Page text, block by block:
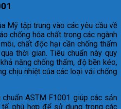
Mỹ tập trung vào các yêu cầu về
chống hóa chất trong các ngành
chất độc hại cần chống thấm
thời gian. Tiêu chuẩn này quy
năng chống thấm, độ bền kéo,
chịu nhiệt của các loại vải chống
ASTM F1001 giúp các sản
phù hợp để sử dụng trong các